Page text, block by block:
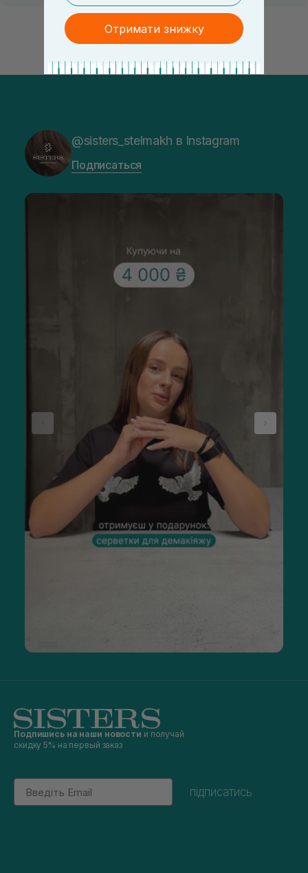
@sisters_stelmakh в Instagram
Подписаться
Подпишись на наши новости и получай
скидку 5% на первый заказ
Email
підписатись
Отримати знижку